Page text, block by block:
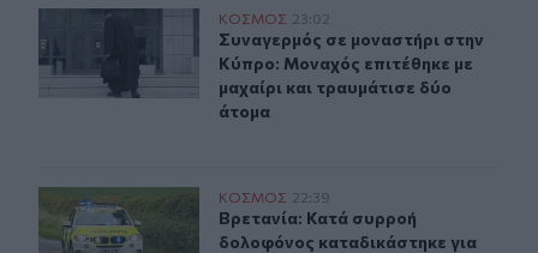
Συναγερμός σε μοναστήρι στην Κύπρο: Μοναχός
ΚΟΣΜΟΣ 23:02
Συναγερμός σε μοναστήρι στην
Συναγερμός σε μοναστήρι στην
Κύπρο: Μοναχός επιτέθηκε με
μαχαίρι και τραυμάτισε δύο
άτομα
Βρετανία: Κατά συρροή δολοφόνος καταδικάστηκε
ΚΟΣΜΟΣ 22:39
Βρετανία: Κατά συρροή
Βρετανία: Κατά συρροή
δολοφόνος καταδικάστηκε για